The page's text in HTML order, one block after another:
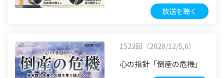
放送を聴く
1523回（2020/12/5,6）
心の指針「倒産の危機」